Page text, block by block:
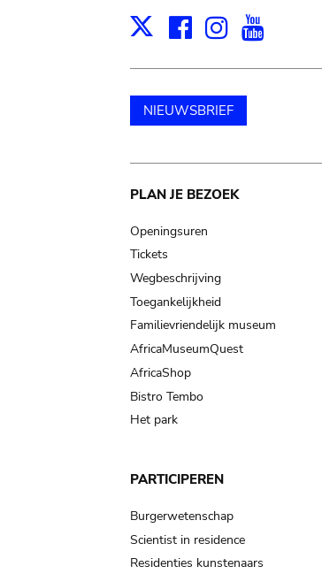
X Facebook
NIEUWSBRIEF
Main
navigation
PLAN JE BEZOEK
Openingsuren
Tickets
Wegbeschrijving
Toegankelijkheid
Familievriendelijk museum
AfricaMuseumQuest
AfricaShop
Bistro Tembo
Het park
PARTICIPEREN
Burgerwetenschap
Scientist in residence
Residenties kunstenaars